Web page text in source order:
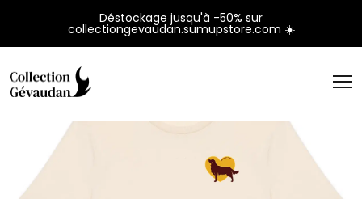
Déstockage jusqu'à -50% sur
collectiongevaudan.sumupstore.com ☀️
Panneau de gestion des cookies